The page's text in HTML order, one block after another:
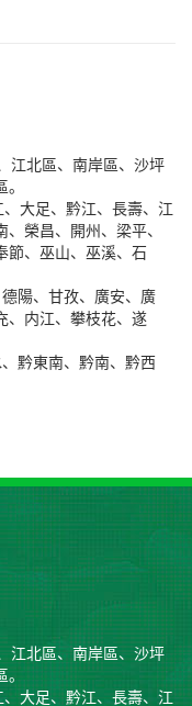
江北區、南岸區、沙坪
、大足、黔江、長壽、江
榮昌、開州、梁平、
節、巫山、巫溪、石
陽、甘孜、廣安、廣
、内江、攀枝花、遂
黔東南、黔南、黔西
江北區、南岸區、沙坪
。
大足、黔江、長壽、江